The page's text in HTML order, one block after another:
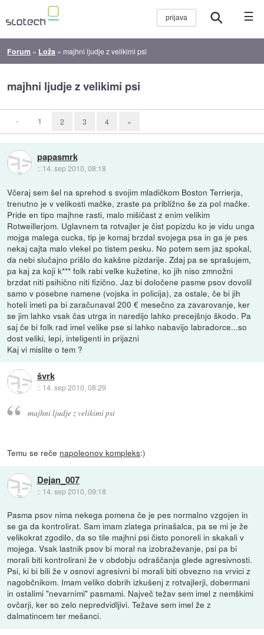
☰
Forum » Loža » majhni ljudje z velikimi psi
majhni ljudje z velikimi psi
« 1 2 3 4 »
papasmrk
:: 14. sep 2010, 08:18
Včeraj sem šel na sprehod s svojim mladičkom Boston Terrierja,
trenutno je v velikosti mačke, zraste pa približno še za pol mačke.
Pride en tipo majhne rasti, malo mišičast z enim velikim
Rotweillerjom. Uglavnem ta rotvajler je čist popizdu ko je vidu unga
mojga malega cucka, tip je komaj brzdal svojega psa in ga je pes
nekaj cajta malo vlekel po tistem pesku. No potem sem jaz spokal,
da nebi slučajno prišlo do kakšne pizdarije. Zdaj pa se sprašujem,
pa kaj za koji k*** folk rabi velke kužetine, ko jih niso zmnožni
brzdat niti psihično niti fizično. Jaz bi določene pasme psov dovolil
samo v posebne namene (vojska in policija), za ostale, če bi jih
hoteli imeti pa bi zaračunaval 200 € mesečno za zavarovanje, ker
se jim lahko vsak čas utrga in naredijo lahko precejšnjo škodo. Pa
saj če bi folk rad imel velike pse si lahko nabavijo labradorce...so
dost veliki, lepi, inteligenti in prijazni
Kaj vi mislite o tem ?
švrk
:: 14. sep 2010, 08:29
majhni ljudje z velikimi psi
Temu se reče napoleonov kompleks:)
Dejan_007
:: 14. sep 2010, 09:18
Pasma psov nima nekega pomena če je pes normalno vzgojen in
se ga da kontrolirat. Sam imam zlatega prinašalca, pa se mi je že
velikokrat zgodilo, da so tile majhni psi čisto ponoreli in skakali v
mojega. Vsak lastnik psov bi moral na izobraževanje, psi pa bi
morali biti kontrolirani že v obdobju odraščanja glede agresivnosti.
Psi, ki bi bili že v osnovi agresivni bi morali biti obvezno na vrvici z
nagobčnikom. Imam veliko dobrih izkušenj z rotvajlerji, dobermani
in ostalimi "nevarnimi" pasmami. Največ težav sem imel z nemškimi
ovčarji, ker so zelo nepredvidljivi. Težave sem imel že z
dalmatincem ter mešanci.